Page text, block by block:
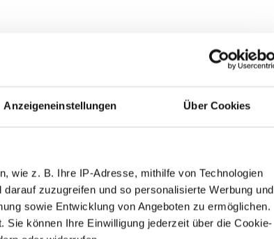
Anzeigeneinstellungen Über Cookies
wie z. B. Ihre IP-Adresse, mithilfe von Technologien
zuzugreifen und so personalisierte Werbung und
sowie Entwicklung von Angeboten zu ermöglichen.
können Ihre Einwilligung jederzeit über die Cookie-